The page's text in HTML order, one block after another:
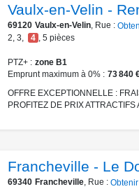
Vaulx-en-Velin -
69120 Vaulx-en-Velin, Rue :
2 3 4 , 5 pièces
PTZ+
zone B1
Emprunt maximum à 0%
73 840
OFFRE EXCEPTIONNELLE :
PROFITEZ DE PRIX ATTRACTIFS
Francheville - Le
69340 Francheville, Rue :